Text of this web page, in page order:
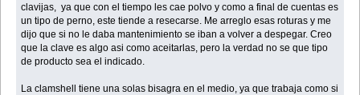
clavijas, ya que con el tiempo les cae polvo y como a final de cuentas es
un tipo de perno, este tiende a resecarse. Me arreglo esas roturas y me
dijo que si no le daba mantenimiento se iban a volver a despegar. Creo
que la clave es algo asi como aceitarlas, pero la verdad no se que tipo
de producto sea el indicado.
La clamshell tiene una solas bisagra en el medio, ya que trabaja como si